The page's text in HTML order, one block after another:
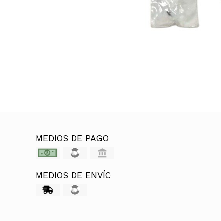
MEDIOS DE PAGO
MEDIOS DE ENVÍO